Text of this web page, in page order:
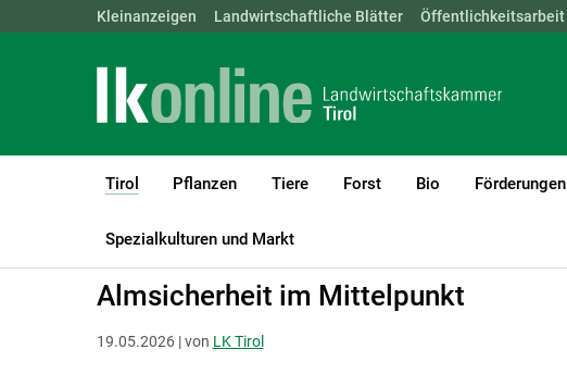
Landwirtschaftskammern: ÖSTERREICH BGLD KTN NÖ OÖ
Kleinanzeigen Landwirtschaftliche Blätter Öffentlichkeitsarbeit
Tirol
(current)1
Pflanzen Tiere Forst Bio Förderungen
Spezialkulturen und Markt
LK Tirol Tirol
Almsicherheit im Mittelpunkt
19.05.2026 | von LK Tirol